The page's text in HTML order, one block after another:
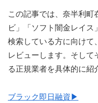
この記事では、奈半利町
ビ」「ソフト闇金レイ
検索している方に向けて
レビューします。そして
る正規業者を具体的に紹
ブラック即日融資▶